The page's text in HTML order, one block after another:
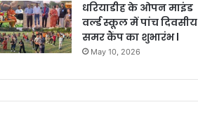
धरियाडीह के ओपन माइंड
वर्ल्ड स्कूल में पांच दिवसीय
समर कैंप का शुभारंभ l
May 10, 2026